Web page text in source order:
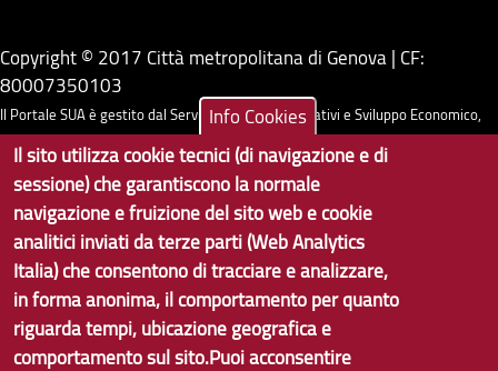
Copyright © 2017 Città metropolitana di Genova | CF:
80007350103
Il Portale SUA è gestito dal Servizio Sistemi Informativi e Sviluppo Economico,
GenovaMetropoli
Tecnologie e Accessibilità
Contatti per il sito Web
Info Cookies
Il sito utilizza cookie tecnici (di navigazione e di
sessione) che garantiscono la normale
navigazione e fruizione del sito web e cookie
analitici inviati da terze parti (Web Analytics
Italia) che consentono di tracciare e analizzare,
in forma anonima, il comportamento per quanto
riguarda tempi, ubicazione geografica e
comportamento sul sito.Puoi acconsentire